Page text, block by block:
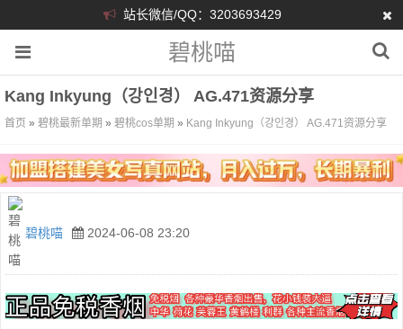
站长微信/QQ：3203693429
碧桃喵
Kang Inkyung（강인경） AG.471资源分享
首页 » 碧桃最新单期 » 碧桃cos单期 » Kang Inkyung（강인경） AG.471资源分享
碧桃喵 2024-06-08 23:20